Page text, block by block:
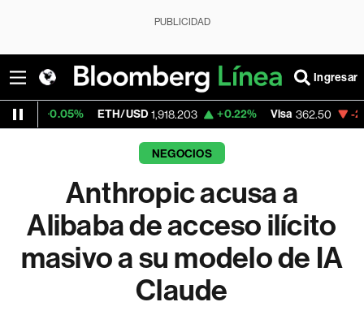
PUBLICIDAD
Ingresar
ETH/USD 1,918.203 +0.22% Visa 362.50 -2.15%
NEGOCIOS
Anthropic acusa a
Alibaba de acceso ilícito
masivo a su modelo de IA
Claude